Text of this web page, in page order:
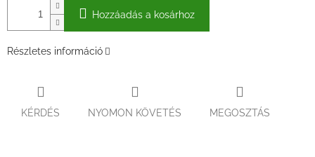
Hozzáadás a kosárhoz
Részletes információ
KÉRDÉS NYOMON KÖVETÉS MEGOSZTÁS